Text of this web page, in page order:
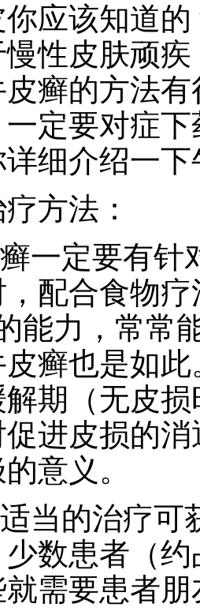
应该知道
性皮肤顽
癣的方法
一定要对症
细介绍一
方法：
一定要有
配合食物
能力，常常
癣也是如
期（无皮
进皮损的
意义。
当的治疗
数患者（
需要患者